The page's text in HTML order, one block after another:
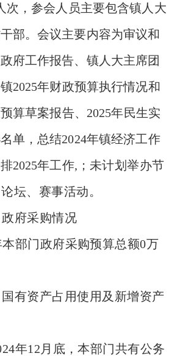
次，参会人员主要包含镇人大
部。会议主要内容为审议和
府工作报告、镇人大主席团
2025年财政预算执行情况和
算草案报告、2025年民生实
单，总结2024年镇经济工作
2025年工作,； 未计划举办节
坛、赛事活动。
政府采购情况
本部门政府采购预算总额0万
国有资产占用使用及新增资产
4年12月底，本部门共有公务